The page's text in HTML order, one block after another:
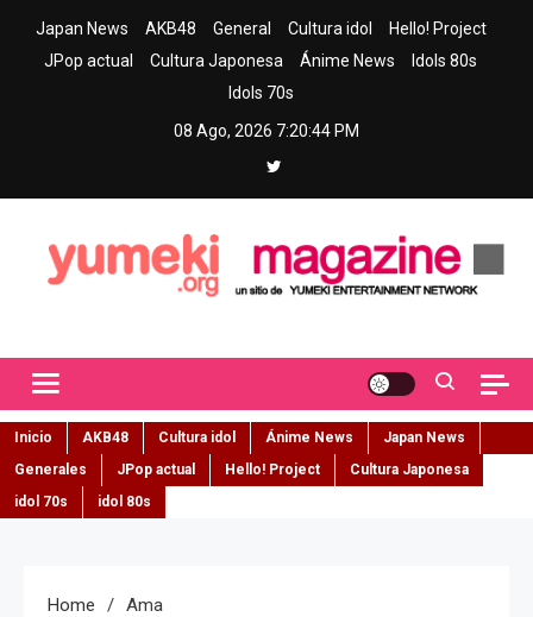
Japan News AKB48 General Cultura idol
Hello! Project
JPop actual
Cultura Japonesa Ánime News
Idols 80s
Idols 70s
08 Ago, 2026 7:20:45 PM
Inicio AKB48 Cultura idol Ánime News
Japan News
Generales
JPop actual Hello! Project
Cultura Japonesa
idol 70s
idol 80s
Home Ama